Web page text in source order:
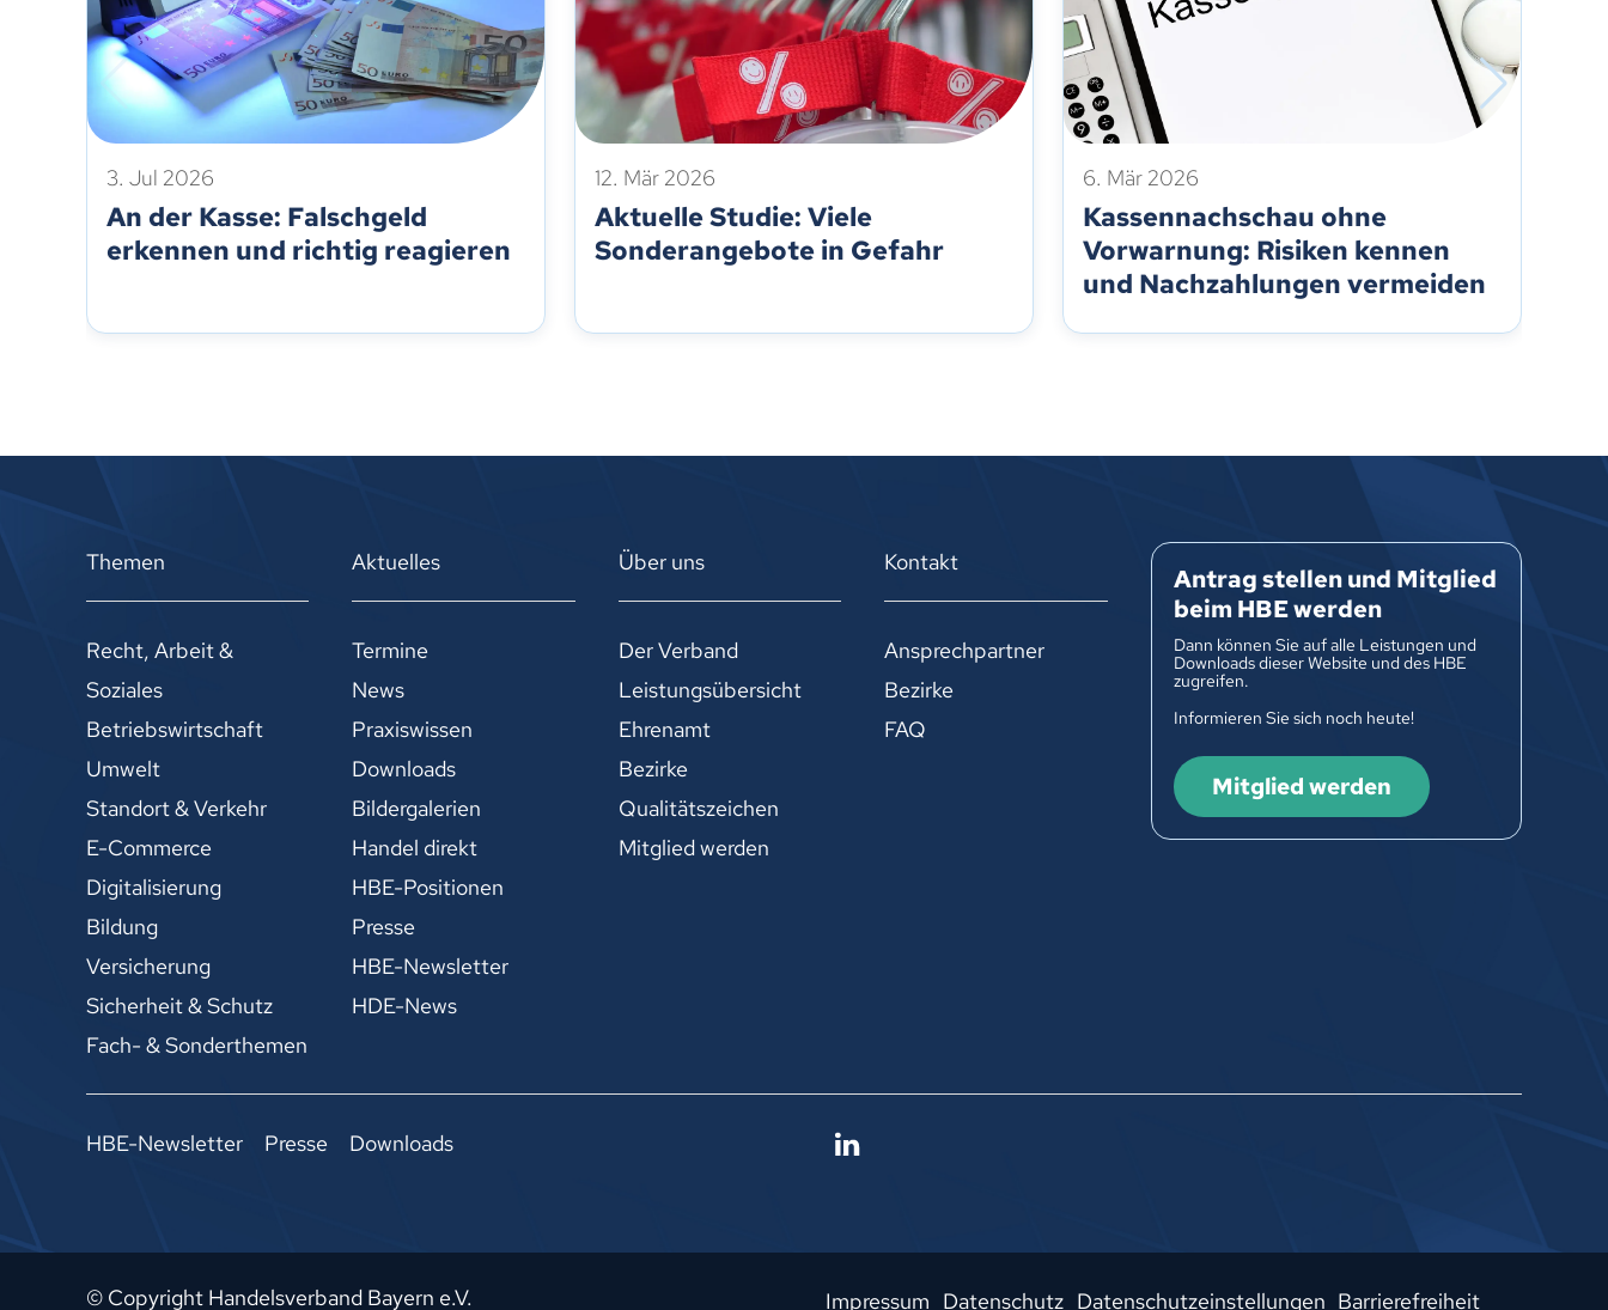
3. Jul 2026
An der Kasse: Falschgeld
erkennen und richtig reagieren
12. Mär 2026
Aktuelle Studie: Viele
Sonderangebote in Gefahr
6. Mär 2026
Kassennachschau ohne
Vorwarnung: Risiken kennen
und Nachzahlungen vermeiden
Themen
Recht, Arbeit &
Soziales
Betriebswirtschaft
Umwelt
Standort & Verkehr
E-Commerce
Digitalisierung
Bildung
Versicherung
Sicherheit & Schutz
Fach- & Sonderthemen
Aktuelles
Termine
News
Praxiswissen
Downloads
Bildergalerien
Handel direkt
HBE-Positionen
Presse
HBE-Newsletter
HDE-News
Über uns
Der Verband
Leistungsübersicht
Ehrenamt
Bezirke
Qualitätszeichen
Mitglied werden
Kontakt
Ansprechpartner
Bezirke
FAQ
Antrag stellen und Mitglied
beim HBE werden
Dann können Sie auf alle Leistungen und
Downloads dieser Website und des HBE
zugreifen.
Informieren Sie sich noch heute!
Mitglied werden
HBE-Newsletter Presse Downloads
© Copyright Handelsverband Bayern e.V. Impressum Datenschutz Datenschutzeinstellungen Barrierefreiheit